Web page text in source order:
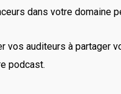
dans votre domaine
vos auditeurs à
podcast.